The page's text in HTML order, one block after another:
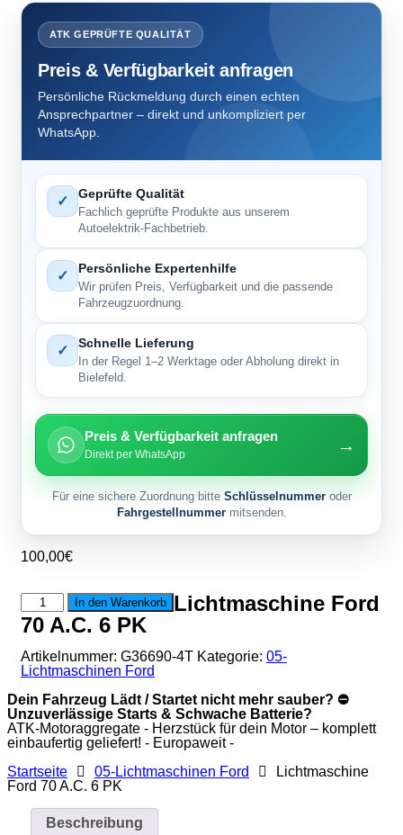
ATK GEPRÜFTE QUALITÄT
Preis & Verfügbarkeit anfragen
Persönliche Rückmeldung durch einen echten
Ansprechpartner – direkt und unkompliziert per
WhatsApp.
✓ Geprüfte Qualität
Fachlich geprüfte Produkte aus unserem
Autoelektrik-Fachbetrieb.
✓ Persönliche Expertenhilfe
Wir prüfen Preis, Verfügbarkeit und die passende
Fahrzeugzuordnung.
✓ Schnelle Lieferung
In der Regel 1–2 Werktage oder Abholung direkt in
Bielefeld.
Preis & Verfügbarkeit anfragen
Direkt per WhatsApp →
Für eine sichere Zuordnung bitte Schlüsselnummeroder
Fahrgestellnummermitsenden.
100,00€
Lichtmaschine
Ford
70
6
PK
In den Warenkorb Lichtmaschine Ford
70 A.C. 6 PK
Artikelnummer: G36690-4T Kategorie: 05-
Lichtmaschinen Ford
Dein Fahrzeug Lädt / Startet nicht mehr sauber? ⛔
Unzuverlässige Starts & Schwache Batterie?
ATK-Motoraggregate - Herzstück für dein Motor – komplett
einbaufertig geliefert! - Europaweit -
Startseite
05-Lichtmaschinen Ford
Lichtmaschine
Ford 70 A.C. 6 PK
Beschreibung